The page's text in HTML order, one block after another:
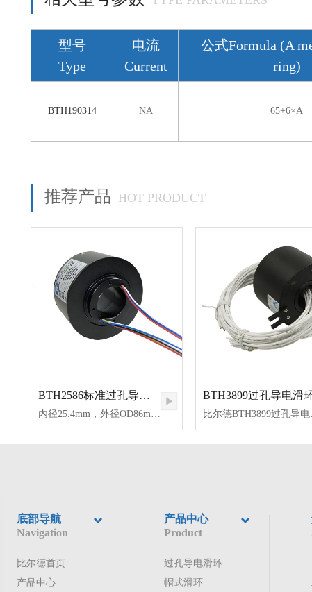
型号
Type
电流
Current
公式Formula (A
ring)
BTH190314 NA 65+6×A
推荐产品 HOT PRODUCT
BTH2586标准过孔导电滑环 BTH3899过孔导电滑
底部导航
Navigation
比尔德首页
产品中心
产品中心
Product
过孔导电滑环
帽式滑环